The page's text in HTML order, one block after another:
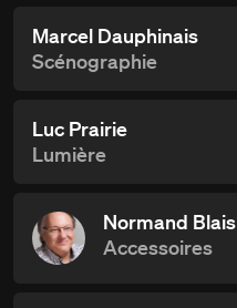
Marcel Dauphinais
Scénographie
Luc Prairie
Lumière
Normand Blais
Accessoires